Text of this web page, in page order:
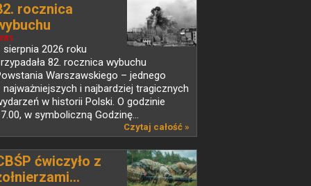
rocznica
sierpnia 2026 roku
82. rocznica wybuchu
Warszawskiego – jednego
najważniejszych i najbardziej tragicznych
w historii Polski. O godzinie
w symboliczną Godzinę...
Czytaj całość »
ćwiczyło z